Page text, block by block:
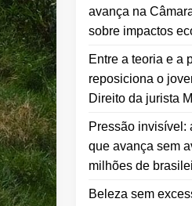
avança na
sobre impactos
Entre a teoria e a
reposiciona o
Direito da jurista
Pressão invisível:
que avança sem
milhões de
Beleza sem